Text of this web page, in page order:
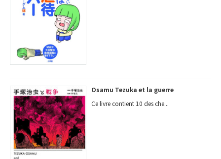
Osamu Tezuka et la guerre
Ce livre contient 10 des che...